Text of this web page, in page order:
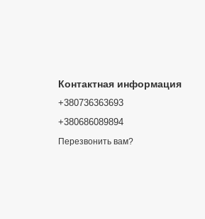
Контактная информация
+380736363693
+380686089894
Перезвонить вам?